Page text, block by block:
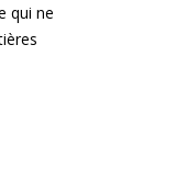
qui ne